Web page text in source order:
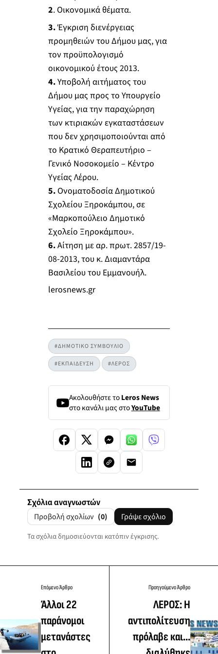
2. Οικονομικά θέματα.
3.Έγκριση διενέργειας
προμηθειών του Δήμου μας, για
τον προϋπολογισμό
οικονομικού έτους 2013.
4.Υποβολή αιτήματος του
Δήμου μας προς το Υπουργείο
Υγείας, για την παραχώρηση
των κτιριακών εγκαταστάσεων
που δεν χρησιμοποιούνται από
το Κρατικό Θεραπευτήριο –
Γενικό Νοσοκομείο – Κέντρο
Υγείας Λέρου.
5.Ονοματοδοσία Δημοτικού
Σχολείου Ξηροκάμπου, σε
«Μαρκοπούλειο Δημοτικό
Σχολείο Ξηροκάμπου».
6.Αίτηση με αρ. πρωτ. 2857/19-
08-2013, του κ. Διαμαντάρα
Βασιλείου του Εμμανουήλ.
lerosnews.gr
#ΔΗΜΟΤΙΚΟ ΣΥΜΒΟΥΛΙΟ
#ΕΚΠΑΙΔΕΥΣΗ #ΛΕΡΟΣ
Ακολουθήστε τοLeros News
στο κανάλι μας στοYouTube
Σχόλια αναγνωστών
Προβολή σχολίων (0) Γράψε σχόλιο
Τα σχόλια δημοσιεύονται κατόπιν έγκρισης.
Επόμενο Άρθρο
Άλλοι 22
παράνομοι
μετανάστες
Προηγούμενο Άρθρο
ΛΕΡΟΣ: Η
αντιπολίτευση
πρόλαβε και...